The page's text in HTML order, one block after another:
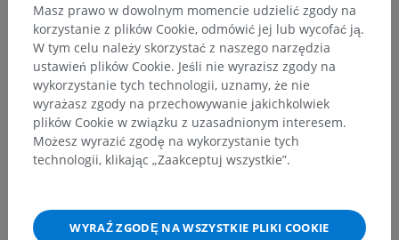
Anatomia układu kostnego>
Układ sercowo-naczyniowy> Żyły>
Żyła główna górna; żyła próżna górna>
Żyła ramienno-głowowa> Żyły mózgu>
Żyły pnia mózgu> Żyła mostowo-śródmózgowiowa
Powiązane struktury:
Nie istnieją struktury powiązane
z tą częścią ciała
Neuroanatomia człowieka
Masz prawo w dowolnym momencie udzielić zgody na
korzystanie z plików Cookie, odmówić jej lub wycofać ją.
W tym celu należy skorzystać z naszego narzędzia
ustawień plików Cookie. Jeśli nie wyrazisz zgody na
wykorzystanie tych technologii, uznamy, że nie
wyrażasz zgody na przechowywanie jakichkolwiek
plików Cookie w związku z uzasadnionym interesem.
Możesz wyrazić zgodę na wykorzystanie tych
technologii, klikając „Zaakceptuj wszystkie”.
WYRAŹ ZGODĘ NA WSZYSTKIE PLIKI COOKIE